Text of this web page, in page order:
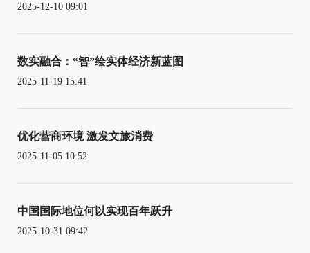
2025-12-10 09:01
数实融合：“智”绘实体经济新蓝图
2025-11-19 15:41
优化营商环境 激发文旅消费
2025-11-05 10:52
中国国际地位何以实现百年跃升
2025-10-31 09:42